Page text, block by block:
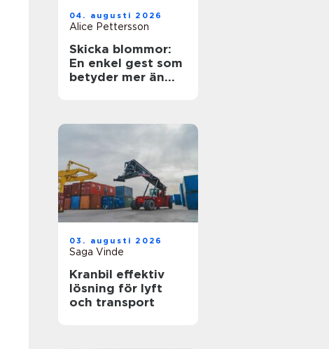
04. augusti 2026
Alice Pettersson
Skicka blommor:
En enkel gest som
betyder mer än
03. augusti 2026
Saga Vinde
Kranbil effektiv
lösning för lyft
och transport